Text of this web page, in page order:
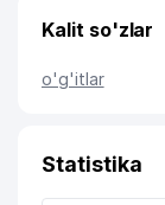
Kalit so'zlar
o'g'itlar
Statistika